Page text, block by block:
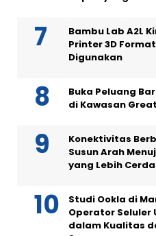
Bambu Lab A2L
Printer 3D
Digunakan
Buka Peluang
di Kawasan
Konektivitas
Susun Arah
yang Lebih
Studi Ookla di
Operator Seluler
dalam Kualitas